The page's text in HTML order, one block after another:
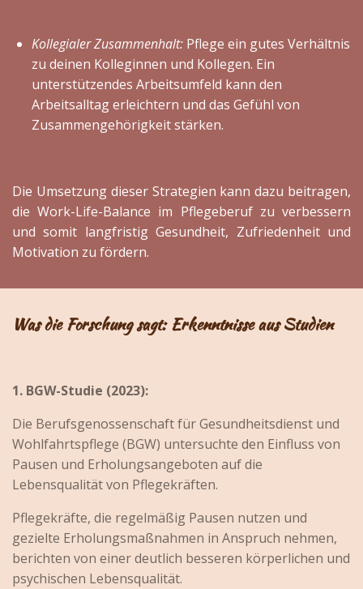
Kollegialer Zusammenhalt: Pflege ein gutes Verhältnis
zu deinen Kolleginnen und Kollegen. Ein
unterstützendes Arbeitsumfeld kann den
Arbeitsalltag erleichtern und das Gefühl von
Zusammengehörigkeit stärken.
Die Umsetzung dieser Strategien kann dazu beitragen,
die Work-Life-Balance im Pflegeberuf zu verbessern
und somit langfristig Gesundheit, Zufriedenheit und
Motivation zu fördern.
Was die Forschung sagt: Erkenntnisse aus Studien
1. BGW-Studie (2023):
Die Berufsgenossenschaft für Gesundheitsdienst und
Wohlfahrtspflege (BGW) untersuchte den Einfluss von
Pausen und Erholungsangeboten auf die
Lebensqualität von Pflegekräften.
Pflegekräfte, die regelmäßig Pausen nutzen und
gezielte Erholungsmaßnahmen in Anspruch nehmen,
berichten von einer deutlich besseren körperlichen und
psychischen Lebensqualität.